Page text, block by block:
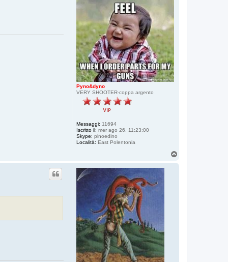
s
K
e
b
i
r
Pyno&dyno
VERY SHOOTER-coppa argento
Messaggi: 11694
Iscritto il: mer ago 26, 11:23:00
Skype: pinoedino
Località: East Polentonia